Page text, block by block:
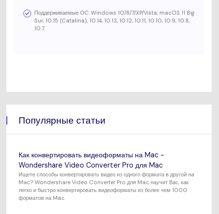
Поддерживаемые ОС: Windows 10/8/7/XP/Vista, macOS 11 Big
Sur, 10.15 (Catalina), 10.14, 10.13, 10.12, 10.11, 10.10, 10.9, 10.8,
10.7.
Популярные статьи
Как конвертировать видеоформаты на Mac -
Wondershare Video Converter Pro для Mac
Ищете способы конвертировать видео из одного формата в другой на
Mac? Wondershare Video Converter Pro для Mac научит Вас, как
легко и быстро конвертировать видеоформаты из более чем 1000
форматов на Mac.